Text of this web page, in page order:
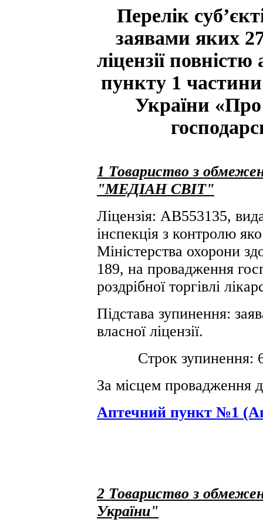
Перелік
заявами яких
ліцензії
пункту 1 частини
України «Про
1 Товариство з
"МЕДІАН СВІТ"
Ліцензія: АВ553135,
інспекція з контролю
Міністерства охорони
189, на провадження
роздрібної торгівлі
Підстава зупинення:
власної ліцензії.
Строк зупинення: 6
За місцем провадження
Аптечний пункт №1
2 Товариство з
України"